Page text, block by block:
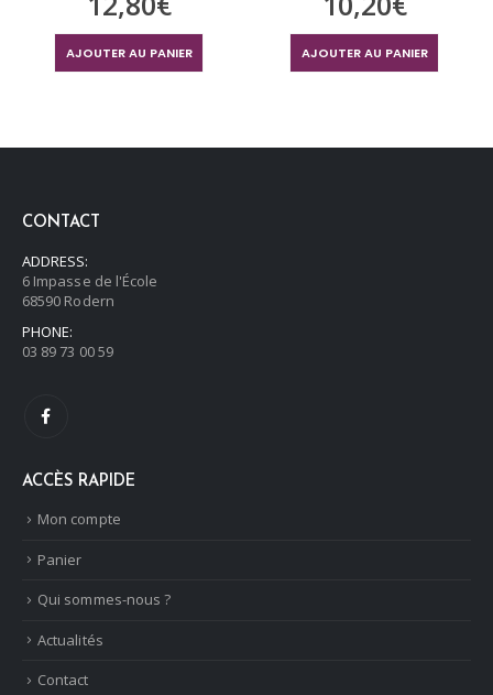
AJOUTER AU PANIER AJOUTER AU PANIER
CONTACT
ADDRESS:
6 Impasse de l'École
68590 Rodern
PHONE:
03 89 73 00 59
ACCÈS RAPIDE
Mon compte
Panier
Qui sommes-nous ?
Actualités
Contact